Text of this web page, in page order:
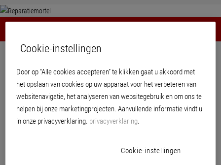
Reparatiemortel
Cookie-instellingen
Door op “Alle cookies accepteren” te klikken gaat u akkoord met
het opslaan van cookies op uw apparaat voor het verbeteren van
websitenavigatie, het analyseren van websitegebruik en om ons te
helpen bij onze marketingprojecten. Aanvullende informatie vindt u
in onze privacyverklaring. privacyverklaring.
Cookie-instellingen